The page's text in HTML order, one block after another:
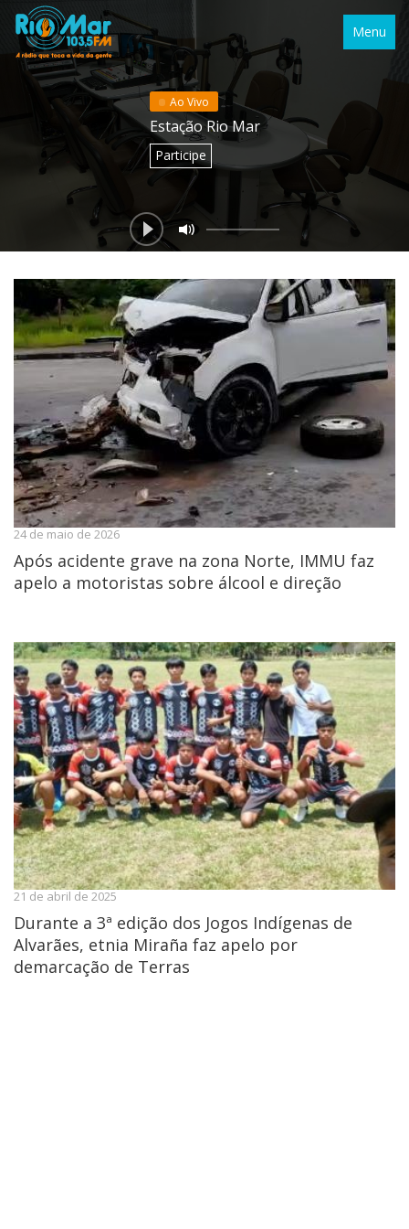
Menu
Ao Vivo
Estação Rio Mar
Participe
24 de maio de 2026
Após acidente grave na zona Norte, IMMU faz
apelo a motoristas sobre álcool e direção
21 de abril de 2025
Durante a 3ª edição dos Jogos Indígenas de
Alvarães, etnia Miraña faz apelo por
demarcação de Terras